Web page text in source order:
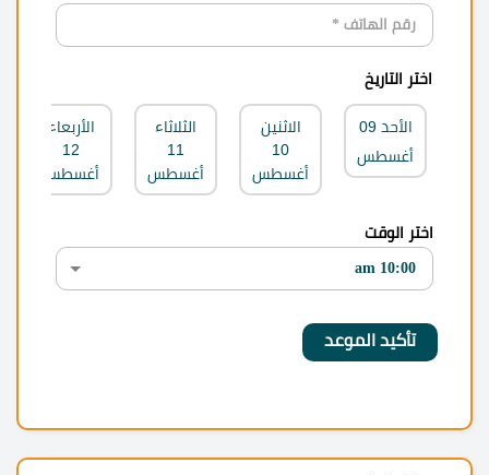
اختر التاريخ
الأحد 09
أغسطس
الاثنين
10
أغسطس
الثلاثاء
11
أغسطس
الأربعاء
12
أغسطس
اختر الوقت